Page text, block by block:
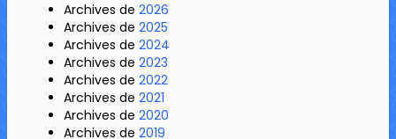
Archives de 2026
Archives de 2025
Archives de 2024
Archives de 2023
Archives de 2022
Archives de 2021
Archives de 2020
Archives de 2019